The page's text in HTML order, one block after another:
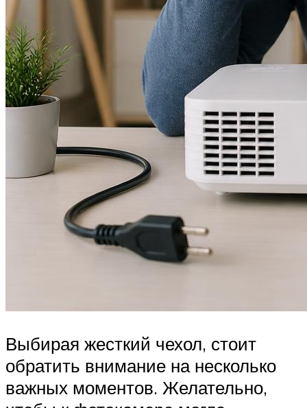
Выбирая жесткий чехол, стоит
обратить внимание на несколько
важных моментов. Желательно,